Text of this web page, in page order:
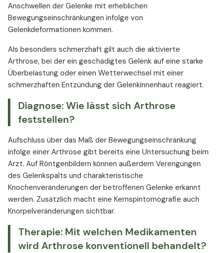
Anschwellen der Gelenke mit erheblichen
Bewegungseinschränkungen infolge von
Gelenkdeformationen kommen.
Als besonders schmerzhaft gilt auch die aktivierte
Arthrose, bei der ein geschädigtes Gelenk auf eine starke
Überbelastung oder einen Wetterwechsel mit einer
schmerzhaften Entzündung der Gelenkinnenhaut reagiert.
Diagnose: Wie lässt sich Arthrose
feststellen?
Aufschluss über das Maß der Bewegungseinschränkung
infolge einer Arthrose gibt bereits eine Untersuchung beim
Arzt. Auf Röntgenbildern können außerdem Verengungen
des Gelenkspalts und charakteristische
Knochenveränderungen der betroffenen Gelenke erkannt
werden. Zusätzlich macht eine Kernspintomografie auch
Knorpelveränderungen sichtbar.
Therapie: Mit welchen Medikamenten
wird Arthrose konventionell behandelt?